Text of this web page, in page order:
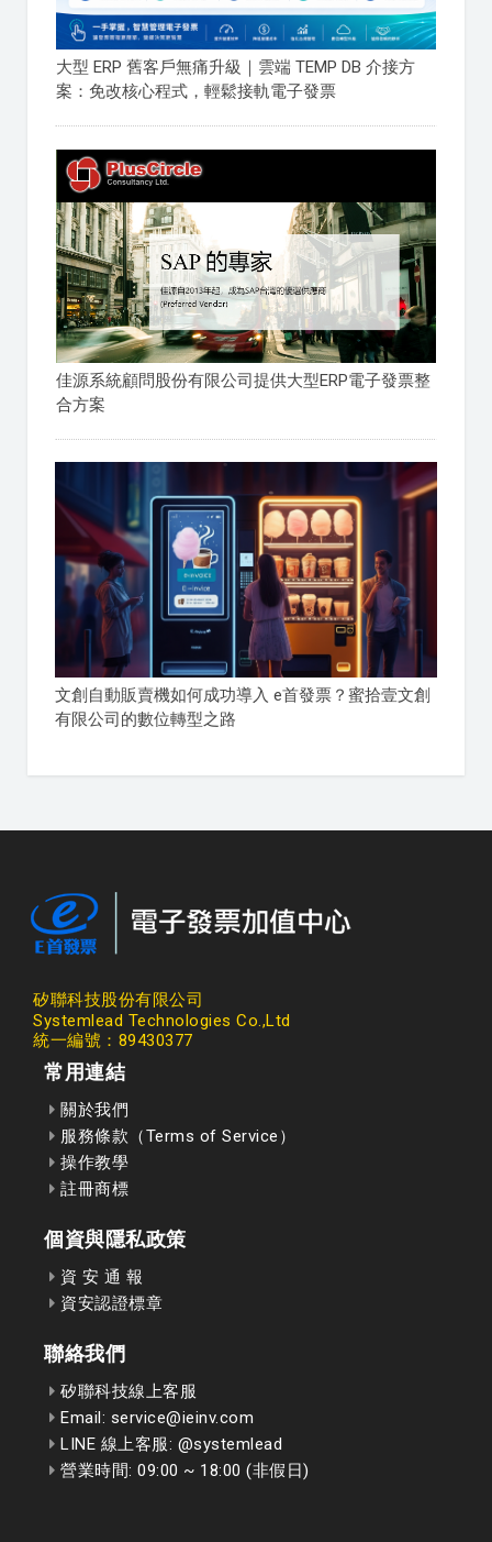
大型 ERP 舊客戶無痛升級｜雲端 TEMP DB 介接方
案：免改核心程式，輕鬆接軌電子發票
佳源系統顧問股份有限公司提供大型ERP電子發票整
合方案
文創自動販賣機如何成功導入 e首發票？蜜拾壹文創
有限公司的數位轉型之路
矽聯科技股份有限公司
Systemlead Technologies Co.,Ltd
統一編號：89430377
常用連結
關於我們
服務條款（Terms of Service）
操作教學
註冊商標
個資與隱私政策
資 安 通 報
資安認證標章
聯絡我們
矽聯科技線上客服
Email: service@ieinv.com
LINE 線上客服: @systemlead
營業時間: 09:00 ~ 18:00 (非假日)